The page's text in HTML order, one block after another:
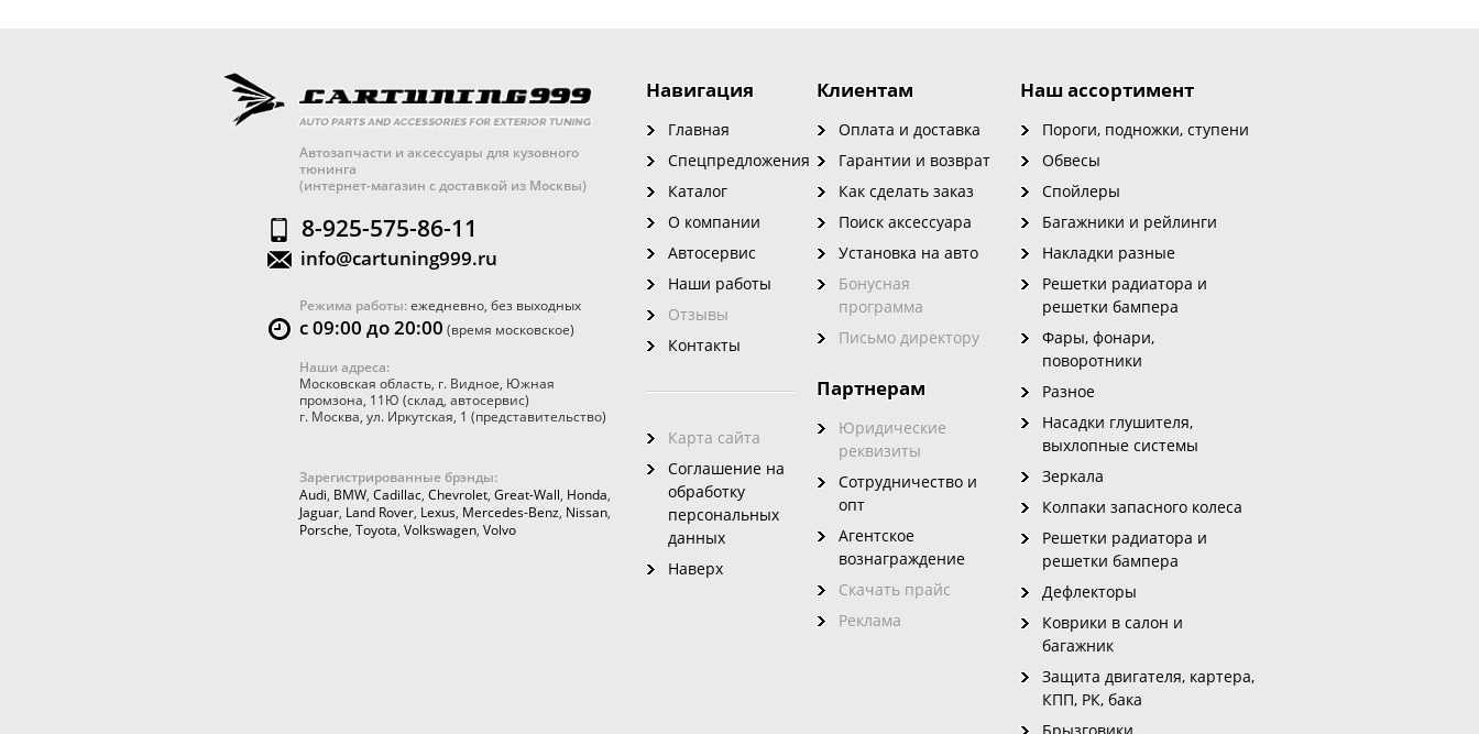
Автозапчасти и аксессуары для кузовного
тюнинга
(интернет-магазин с доставкой из Москвы)
8-925-575-86-11
info@cartuning999.ru
Режима работы:ежедневно, без выходных
с 09:00 до 20:00 (время московское)
Наши адреса:
Московская область, г. Видное, Южная
промзона, 11Ю (склад, автосервис)
г. Москва, ул. Иркутская, 1 (представительство)
Зарегистрированные брэнды:
Audi, BMW, Cadillac, Chevrolet, Great-Wall, Honda,
Jaguar, Land Rover, Lexus, Mercedes-Benz, Nissan,
Porsche, Toyota, Volkswagen, Volvo
Наш ассортимент
Пороги, подножки, ступени
Обвесы
Спойлеры
Багажники и рейлинги
Накладки разные
Решетки радиатора и
решетки бампера
Фары, фонари,
поворотники
Разное
Насадки глушителя,
выхлопные системы
Зеркала
Колпаки запасного колеса
Решетки радиатора и
решетки бампера
Дефлекторы
Коврики в салон и
багажник
Защита двигателя, картера,
КПП, РК, бака
Навигация
Главная
Спецпредложения
Каталог
О компании
Автосервис
Наши работы
Отзывы
Контакты
Карта сайта
Соглашение на
обработку
персональных
данных
Наверх
Клиентам
Оплата и доставка
Гарантии и возврат
Как сделать заказ
Поиск аксессуара
Установка на авто
Бонусная
программа
Письмо директору
Партнерам
Юридические
реквизиты
Сотрудничество и
опт
Агентское
вознаграждение
Скачать прайс
Реклама